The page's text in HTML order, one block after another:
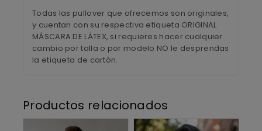
Todas las pullover que ofrecemos son originales,
y cuentan con su respectiva etiqueta ORIGINAL
MÁSCARA DE LÁTEX, si requieres hacer cualquier
cambio por talla o por modelo NO le desprendas
la etiqueta de cartón.
Productos relacionados